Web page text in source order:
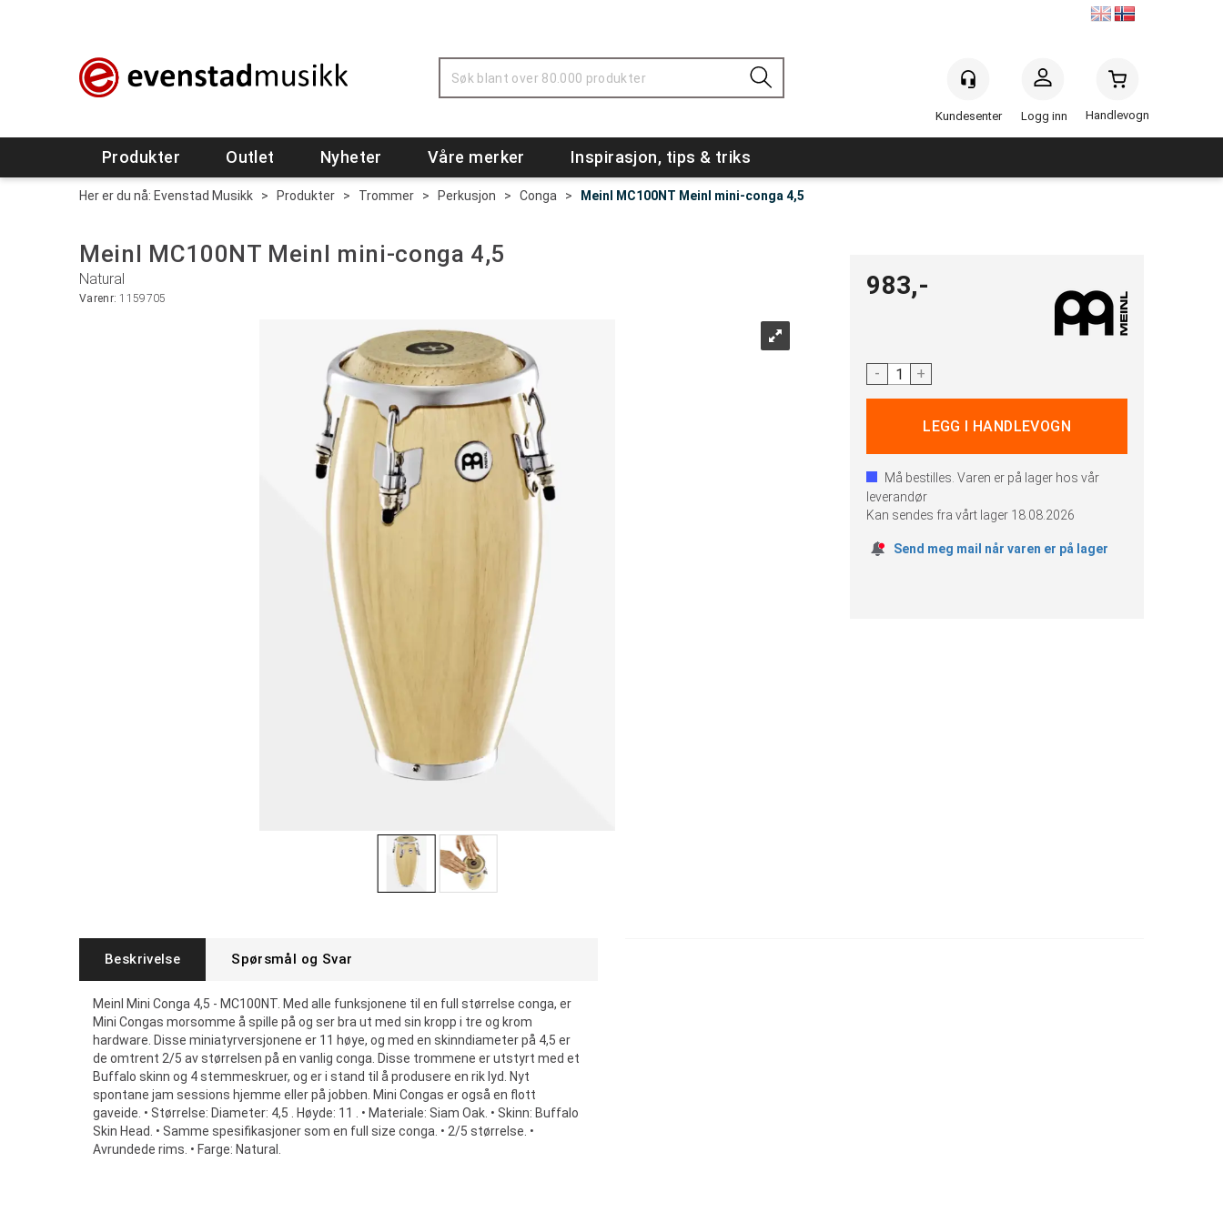
Logg inn Handlevogn
Produkter Outlet Nyheter Våre merker Inspirasjon, tips & triks
Her er du nå: Evenstad Musikk > Produkter > Trommer > Perkusjon > Conga > Meinl MC100NT Meinl mini-conga 4,5
Meinl MC100NT Meinl mini-conga 4,5
Natural
Varenr:1159705 983,-
- +
Må bestilles. Varen er på lager hos vår
leverandør
Kan sendes fra vårt lager 18.08.2026
Send meg mail når varen er på lager
Beskrivelse Spørsmål og Svar
Meinl Mini Conga 4,5 - MC100NT. Med alle funksjonene til en full størrelse conga, er
Mini Congas morsomme å spille på og ser bra ut med sin kropp i tre og krom
hardware. Disse miniatyrversjonene er 11 høye, og med en skinndiameter på 4,5 er
de omtrent 2/5 av størrelsen på en vanlig conga. Disse trommene er utstyrt med et
Buffalo skinn og 4 stemmeskruer, og er i stand til å produsere en rik lyd. Nyt
spontane jam sessions hjemme eller på jobben. Mini Congas er også en flott
gaveide. • Størrelse: Diameter: 4,5 . Høyde: 11 . • Materiale: Siam Oak. • Skinn: Buffalo
Skin Head. • Samme spesifikasjoner som en full size conga. • 2/5 størrelse. •
Avrundede rims. • Farge: Natural.